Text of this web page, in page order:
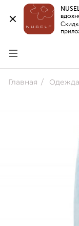
Главная Одежда